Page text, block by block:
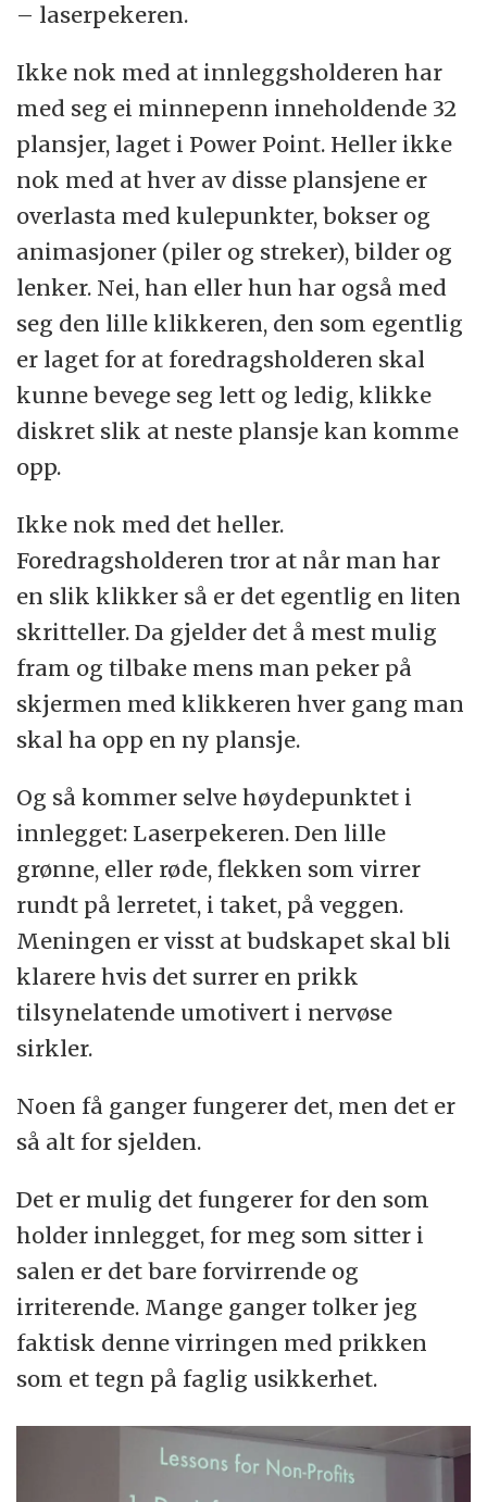
– laserpekeren.
Ikke nok med at innleggsholderen har
med seg ei minnepenn inneholdende 32
plansjer, laget i Power Point. Heller ikke
nok med at hver av disse plansjene er
overlasta med kulepunkter, bokser og
animasjoner (piler og streker), bilder og
lenker. Nei, han eller hun har også med
seg den lille klikkeren, den som egentlig
er laget for at foredragsholderen skal
kunne bevege seg lett og ledig, klikke
diskret slik at neste plansje kan komme
opp.
Ikke nok med det heller.
Foredragsholderen tror at når man har
en slik klikker så er det egentlig en liten
skritteller. Da gjelder det å mest mulig
fram og tilbake mens man peker på
skjermen med klikkeren hver gang man
skal ha opp en ny plansje.
Og så kommer selve høydepunktet i
innlegget: Laserpekeren. Den lille
grønne, eller røde, flekken som virrer
rundt på lerretet, i taket, på veggen.
Meningen er visst at budskapet skal bli
klarere hvis det surrer en prikk
tilsynelatende umotivert i nervøse
sirkler.
Noen få ganger fungerer det, men det er
så alt for sjelden.
Det er mulig det fungerer for den som
holder innlegget, for meg som sitter i
salen er det bare forvirrende og
irriterende. Mange ganger tolker jeg
faktisk denne virringen med prikken
som et tegn på faglig usikkerhet.